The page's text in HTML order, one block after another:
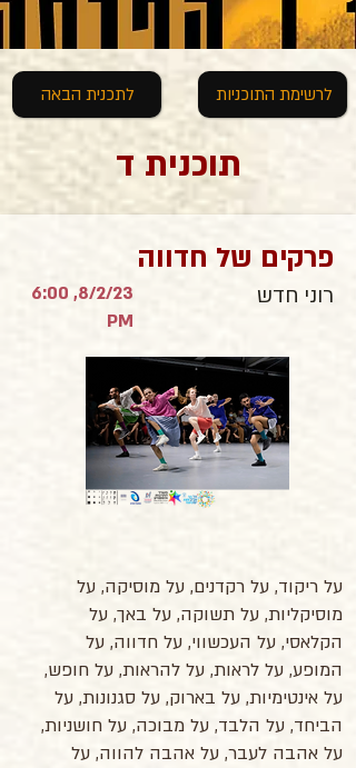
לתכנית הבאה לרשימת התוכניות
תוכנית ד
פרקים של חדווה
8/2/23, 6:00
PM
רוני חדש
על ריקוד, על רקדנים, על מוסיקה, על
מוסיקליות, על תשוקה, על באך, על
הקלאסי, על העכשווי, על חדווה, על
המופע, על לראות, על להראות, על חופש,
על אינטימיות, על בארוק, על סגנונות, על
הביחד, על הלבד, על מבוכה, על חושניות,
על אהבה לעבר, על אהבה להווה, על